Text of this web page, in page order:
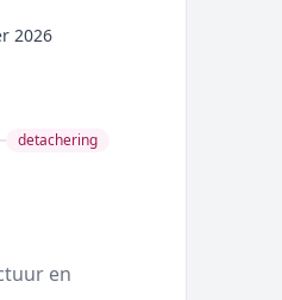
2026
detachering
en